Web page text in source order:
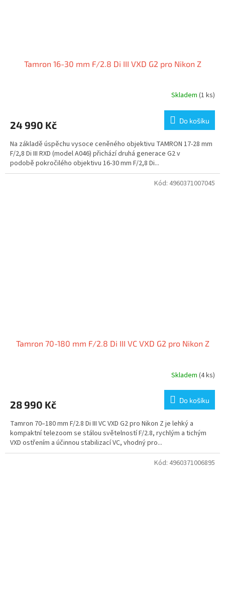
Tamron 16-30 mm F/2.8 Di III VXD G2 pro Nikon Z
Skladem (1 ks)
24 990 Kč Do košíku
Na základě úspěchu vysoce ceněného objektivu TAMRON 17-28 mm
F/2,8 Di III RXD (model A046) přichází druhá generace G2 v
podobě pokročilého objektivu 16-30 mm F/2,8 Di...
Tamron 70-180 mm F/2.8 Di III VC VXD G2 pro Nikon Z
Skladem (4 ks)
28 990 Kč Do košíku
Tamron 70–180 mm F/2.8 Di III VC VXD G2 pro Nikon Z je lehký a
kompaktní telezoom se stálou světelností F/2.8, rychlým a tichým
VXD ostřením a účinnou stabilizací VC, vhodný pro...
Kód: 4960371007045
Kód: 4960371006895